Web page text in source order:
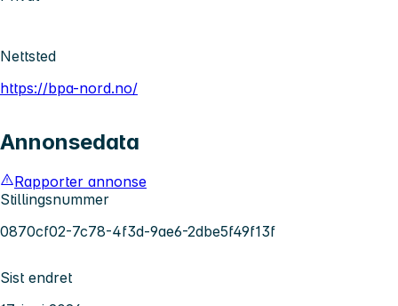
Nettsted
https://bpa-nord.no/
Annonsedata
Rapporter annonse
Stillingsnummer
0870cf02-7c78-4f3d-9ae6-2dbe5f49f13f
Sist endret